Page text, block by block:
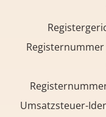
Registernummer
Umsatzsteuer-